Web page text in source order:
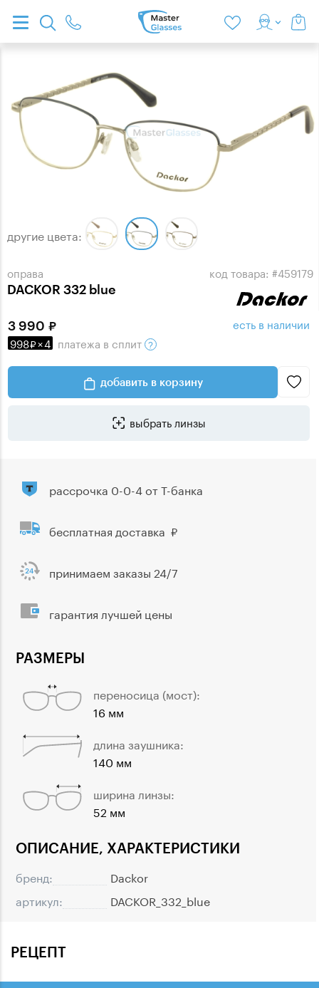
оправа
DACKOR 332 blue
код товара: #459179
другие цвета:
3 990
998 ×4 платежа в сплит
есть в наличии
добавить в корзину
выбрать линзы
ОПИСАНИЕ, ХАРАКТЕРИСТИКИ
бренд:
Dackor
артикул:
DACKOR_332_blue
РАЗМЕРЫ
переносица (мост):
16 мм
длина заушника:
140 мм
ширина линзы:
52 мм
рассрочка 0-0-4 от Т-банка
бесплатная доставка
принимаем заказы 24/7
гарантия лучшей цены
РЕЦЕПТ